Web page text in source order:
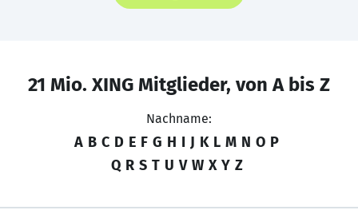
21 Mio. XING Mitglieder, von A bis Z
Nachname:
A B C D E F G H I J K L M N O P
Q R S T U V W X Y Z